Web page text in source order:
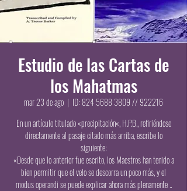
Estudio de las Cartas de
los Mahatmas
mar 23 de ago
  |
ID: 824 5688 3809 // 922216
En un artículo titulado «precipitación«, H.P.B., refiriéndose
directamente al pasaje citado más arriba, escribe lo
siguiente:
«Desde que lo anterior fue escrito, los Maestros han tenido a
bien permitir que el velo se descorra un poco más, y el
modus operandi se puede explicar ahora más plenamente ..